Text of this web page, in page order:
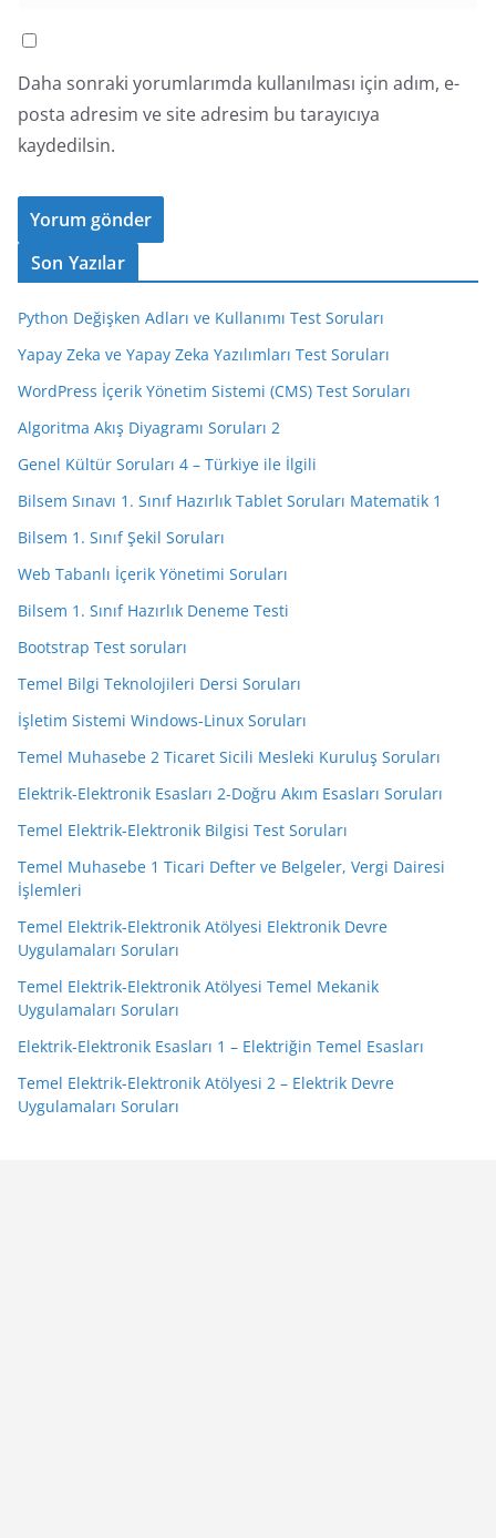
Daha sonraki yorumlarımda kullanılması için adım, e-
posta adresim ve site adresim bu tarayıcıya
kaydedilsin.
Son Yazılar
Python Değişken Adları ve Kullanımı Test Soruları
Yapay Zeka ve Yapay Zeka Yazılımları Test Soruları
WordPress İçerik Yönetim Sistemi (CMS) Test Soruları
Algoritma Akış Diyagramı Soruları 2
Genel Kültür Soruları 4 – Türkiye ile İlgili
Bilsem Sınavı 1. Sınıf Hazırlık Tablet Soruları Matematik 1
Bilsem 1. Sınıf Şekil Soruları
Web Tabanlı İçerik Yönetimi Soruları
Bilsem 1. Sınıf Hazırlık Deneme Testi
Bootstrap Test soruları
Temel Bilgi Teknolojileri Dersi Soruları
İşletim Sistemi Windows-Linux Soruları
Temel Muhasebe 2 Ticaret Sicili Mesleki Kuruluş Soruları
Elektrik-Elektronik Esasları 2-Doğru Akım Esasları Soruları
Temel Elektrik-Elektronik Bilgisi Test Soruları
Temel Muhasebe 1 Ticari Defter ve Belgeler, Vergi Dairesi
İşlemleri
Temel Elektrik-Elektronik Atölyesi Elektronik Devre
Uygulamaları Soruları
Temel Elektrik-Elektronik Atölyesi Temel Mekanik
Uygulamaları Soruları
Elektrik-Elektronik Esasları 1 – Elektriğin Temel Esasları
Temel Elektrik-Elektronik Atölyesi 2 – Elektrik Devre
Uygulamaları Soruları